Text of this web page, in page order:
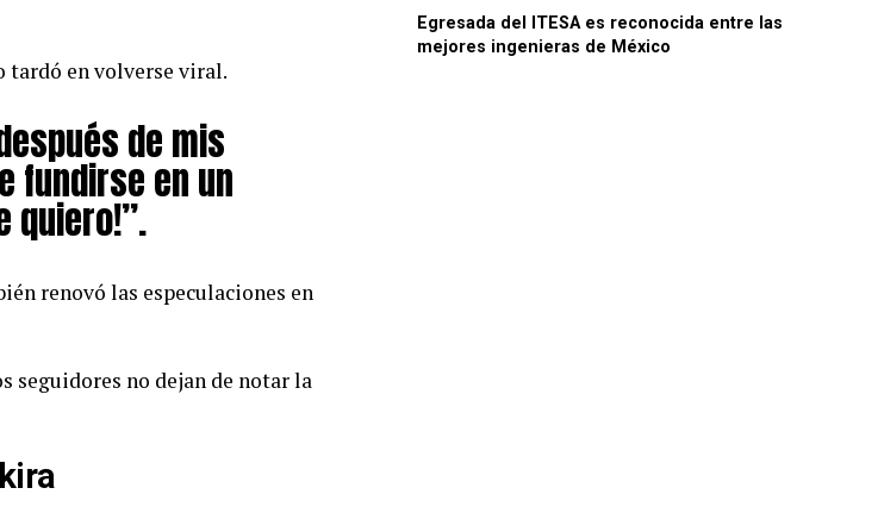
tardó en volverse viral.
de mis
fundirse en un
quiero!”.
renovó las especulaciones en
seguidores no dejan de notar la
Egresada del ITESA es reconocida entre las
mejores ingenieras de México